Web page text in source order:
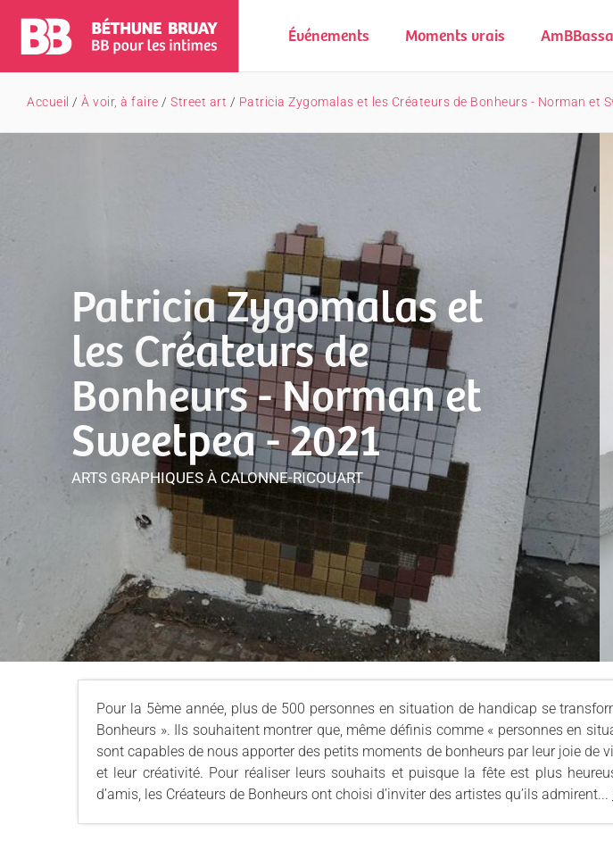
Événements Moments vrais
Accueil / À voir, à faire / Street art / Patricia Zygomalas et les Créateurs de Bonheurs - Norman et
Patricia Zygomalas et
les Créateurs de
Bonheurs - Norman et
Sweetpea - 2021
ARTS GRAPHIQUES À CALONNE-RICOUART
Pour la 5ème année, plus de 500 personnes en situation de handicap se
Bonheurs ». Ils souhaitent montrer que, même définis comme « personnes en
sont capables de nous apporter des petits moments de bonheurs par leur joie de
et leur créativité. Pour réaliser leurs souhaits et puisque la fête est plus
d’amis, les Créateurs de Bonheurs ont choisi d’inviter des artistes qu’ils admirent...